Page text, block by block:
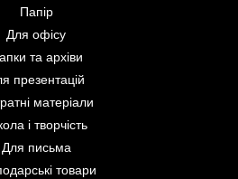
Папір
Для офісу
та архіви
презентацій
матеріали
і творчість
Для письма
товари